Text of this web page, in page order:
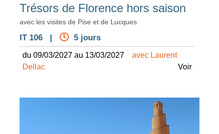
Trésors de Florence hors saison
avec les visites de Pise et de Lucques
IT 106 | 5 jours
du 09/03/2027 au 13/03/2027
avec Laurent
Dellac
Voir